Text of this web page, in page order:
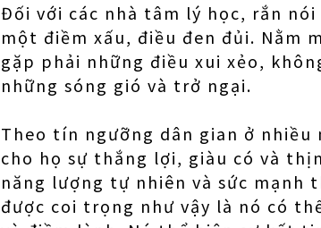
Đối với các nhà tâm lý học, rắn
một điềm xấu, điều đen đủi. Nằm
gặp phải những điều xui xẻo,
những sóng gió và trở ngại.
Theo tín ngưỡng dân gian ở
cho họ sự thắng lợi, giàu có và
năng lượng tự nhiên và sức mạnh
được coi trọng như vậy là nó có